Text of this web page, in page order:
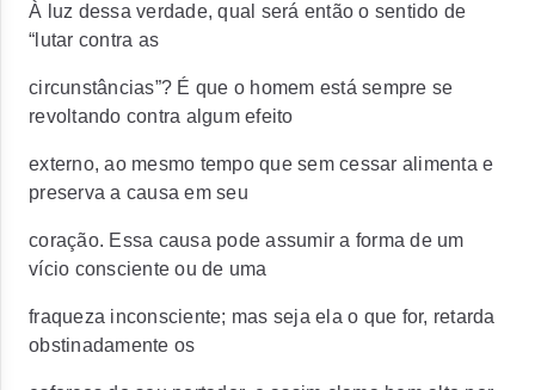
À luz dessa verdade, qual será então o sentido de
“lutar contra as
circunstâncias”? É que o homem está sempre se
revoltando contra algum efeito
externo, ao mesmo tempo que sem cessar alimenta e
preserva a causa em seu
coração. Essa causa pode assumir a forma de um
vício consciente ou de uma
fraqueza inconsciente; mas seja ela o que for, retarda
obstinadamente os